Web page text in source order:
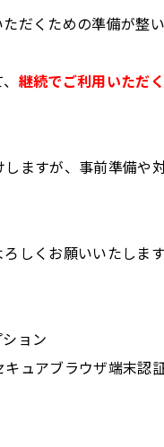
だくための準備が整
継続でご利用いただ
ますが、事前準備や
しくお願いいたします
ョン
ュアブラウザ端末認証